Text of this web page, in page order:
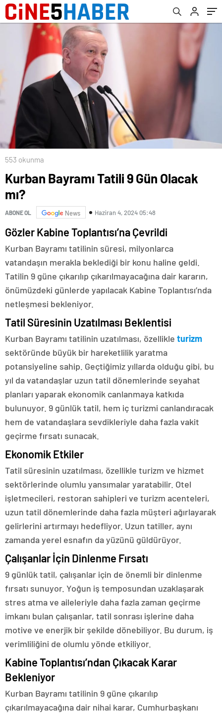
553 okunma
Kurban Bayramı Tatili 9 Gün Olacak
mı?
ABONE OL News Haziran 4, 2024 05:48
Gözler Kabine Toplantısı’na Çevrildi
Kurban Bayramı tatilinin süresi, milyonlarca
vatandaşın merakla beklediği bir konu haline geldi.
Tatilin 9 güne çıkarılıp çıkarılmayacağına dair kararın,
önümüzdeki günlerde yapılacak Kabine Toplantısı’nda
netleşmesi bekleniyor.
Tatil Süresinin Uzatılması Beklentisi
Kurban Bayramı tatilinin uzatılması, özellikle turizm
sektöründe büyük bir hareketlilik yaratma
potansiyeline sahip. Geçtiğimiz yıllarda olduğu gibi, bu
yıl da vatandaşlar uzun tatil dönemlerinde seyahat
planları yaparak ekonomik canlanmaya katkıda
bulunuyor. 9 günlük tatil, hem iç turizmi canlandıracak
hem de vatandaşlara sevdikleriyle daha fazla vakit
geçirme fırsatı sunacak.
Ekonomik Etkiler
Tatil süresinin uzatılması, özellikle turizm ve hizmet
sektörlerinde olumlu yansımalar yaratabilir. Otel
işletmecileri, restoran sahipleri ve turizm acenteleri,
uzun tatil dönemlerinde daha fazla müşteri ağırlayarak
gelirlerini artırmayı hedefliyor. Uzun tatiller, aynı
zamanda yerel esnafın da yüzünü güldürüyor.
Çalışanlar İçin Dinlenme Fırsatı
9 günlük tatil, çalışanlar için de önemli bir dinlenme
fırsatı sunuyor. Yoğun iş temposundan uzaklaşarak
stres atma ve aileleriyle daha fazla zaman geçirme
imkanı bulan çalışanlar, tatil sonrası işlerine daha
motive ve enerjik bir şekilde dönebiliyor. Bu durum, iş
verimliliğini de olumlu yönde etkiliyor.
Kabine Toplantısı’ndan Çıkacak Karar
Bekleniyor
Kurban Bayramı tatilinin 9 güne çıkarılıp
çıkarılmayacağına dair nihai karar, Cumhurbaşkanı